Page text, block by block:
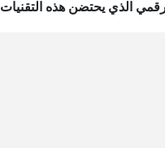
الذي يحتضن هذه